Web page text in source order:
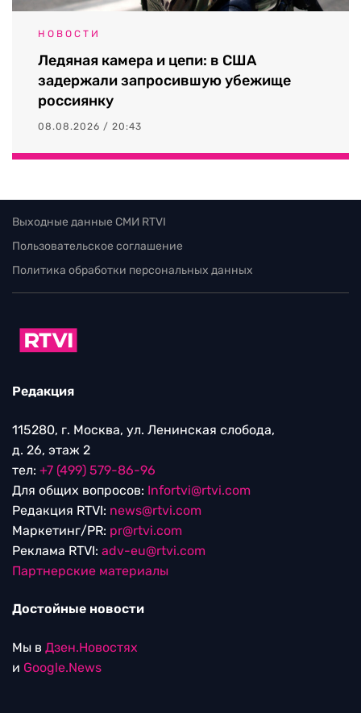
НОВОСТИ
Ледяная камера и цепи: в США
задержали запросившую убежище
россиянку
08.08.2026 / 20:43
Выходные данные СМИ RTVI
Пользовательское соглашение
Политика обработки персональных данных
Редакция
115280, г. Москва, ул. Ленинская слобода,
д. 26, этаж 2
тел: +7 (499) 579-86-96
Для общих вопросов: Infortvi@rtvi.com
Редакция RTVI: news@rtvi.com
Маркетинг/PR: pr@rtvi.com
Реклама RTVI: adv-eu@rtvi.com
Партнерские материалы
Достойные новости
Мы в Дзен.Новостях
и Google.News